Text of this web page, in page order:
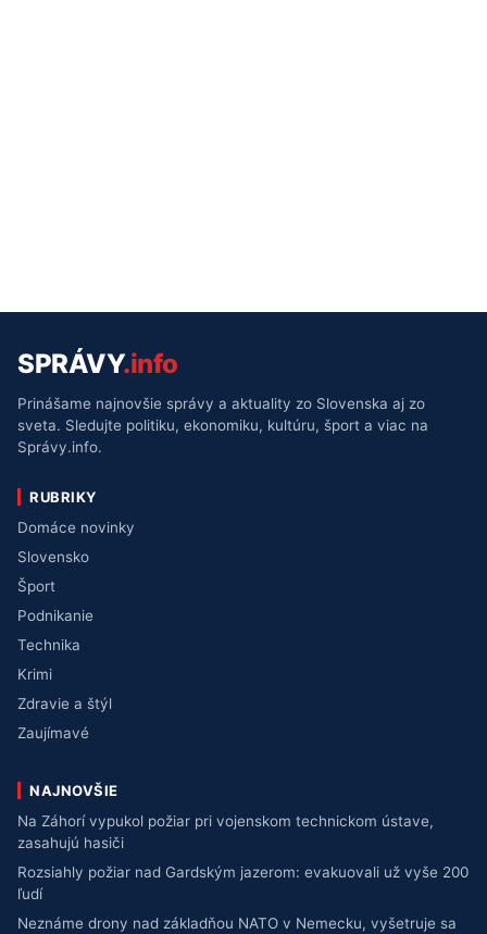
SPRÁVY.info
Prinášame najnovšie správy a aktuality zo Slovenska aj zo
sveta. Sledujte politiku, ekonomiku, kultúru, šport a viac na
Správy.info.
RUBRIKY
Domáce novinky
Slovensko
Šport
Podnikanie
Technika
Krimi
Zdravie a štýl
Zaujímavé
NAJNOVŠIE
Na Záhorí vypukol požiar pri vojenskom technickom ústave,
zasahujú hasiči
Rozsiahly požiar nad Gardským jazerom: evakuovali už vyše 200
ľudí
Neznáme drony nad základňou NATO v Nemecku, vyšetruje sa